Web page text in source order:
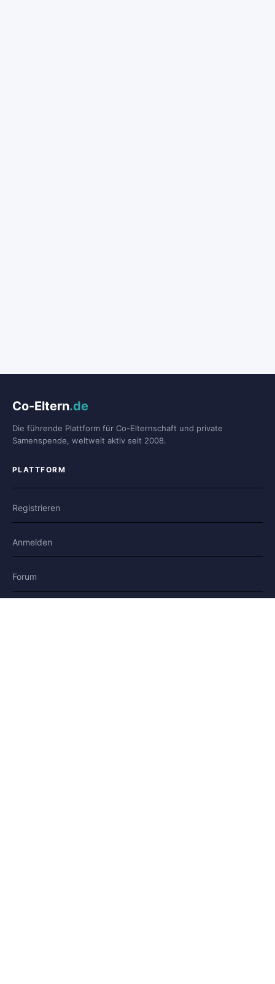
Co-Eltern.de
Die führende Plattform für Co-Elternschaft und private
Samenspende, weltweit aktiv seit 2008.
PLATTFORM
Registrieren
Anmelden
Forum